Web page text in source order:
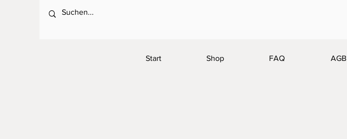
Start Shop FAQ AGB